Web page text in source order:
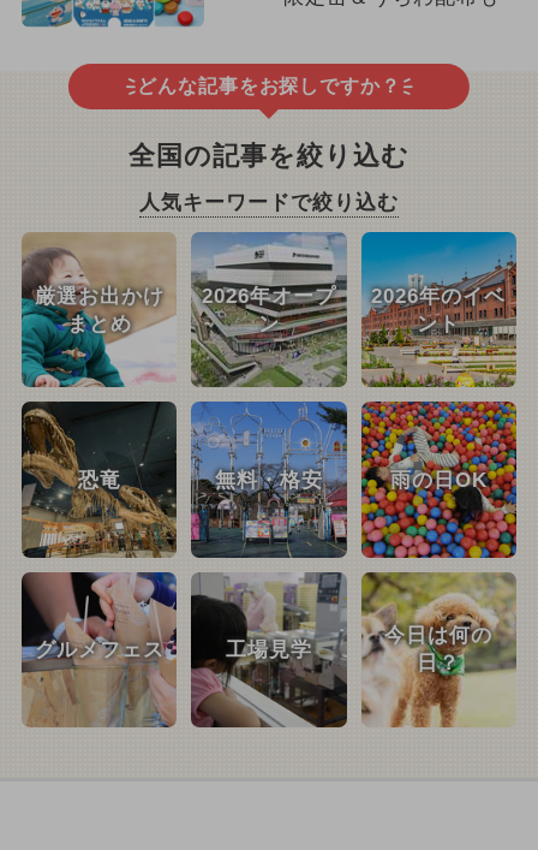
どんな記事をお探しですか？
全国の記事を絞り込む
人気キーワードで絞り込む
厳選お出かけ
まとめ
2026年オープ
ン
2026年のイベ
ント
恐竜 無料・格安 雨の日OK
グルメフェス 工場見学
今日は何の
日？